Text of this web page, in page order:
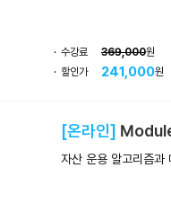
수강료 369,000원
할인가
241,000원
[온라인]
자산 운용 알고리즘과